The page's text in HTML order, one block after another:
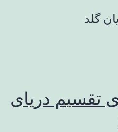
گلد
تقسیم دریای